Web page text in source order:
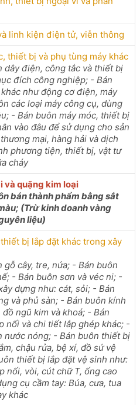
linh kiện điện tử, viễn thông
thiết bị và phụ tùng máy khác
dây điện, công tắc và thiết bị
đích công nghiệp; - Bán
như động cơ điện, máy
các loại máy công cụ, dùng
- Bán buôn máy móc, thiết bị
vào đâu để sử dụng cho sản
mại, hàng hải và dịch
phương tiện, thiết bị, vật tư
cháy
và quặng kim loại
bán thành phẩm bằng sắt
(Trừ kinh doanh vàng
liệu)
bị lắp đặt khác trong xây
gỗ cây, tre, nứa; - Bán buôn
- Bán buôn sơn và véc ni; -
dựng như: cát, sỏi; - Bán
và phủ sàn; - Bán buôn kính
ngũ kim và khoá; - Bán
nối và chi tiết lắp ghép khác; -
nước nóng; - Bán buôn thiết bị
chậu rửa, bệ xí, đồ sứ vệ
thiết bị lắp đặt vệ sinh như:
nối, vòi, cút chữ T, ống cao
cụ cầm tay: Búa, cưa, tua
khác